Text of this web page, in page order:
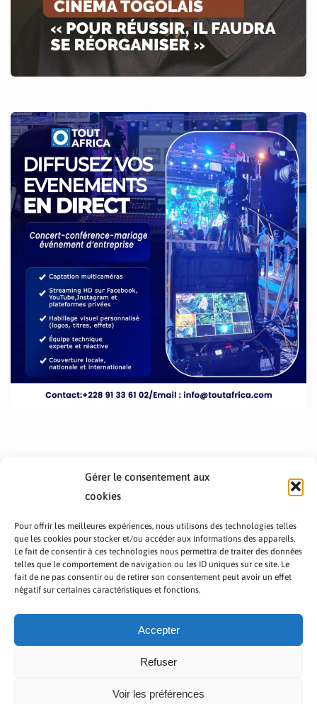
Gérer le consentement aux
cookies
Pour offrir les meilleures expériences, nous utilisons des technologies telles
que les cookies pour stocker et/ou accéder aux informations des appareils.
Le fait de consentir à ces technologies nous permettra de traiter des données
telles que le comportement de navigation ou les ID uniques sur ce site. Le
fait de ne pas consentir ou de retirer son consentement peut avoir un effet
négatif sur certaines caractéristiques et fonctions.
Accepter
Refuser
Voir les préférences
PRÉSENTATION TOUTAFRICA
A PROPOS